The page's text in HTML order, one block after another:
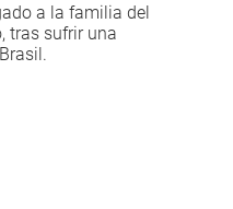
a la familia del
tras sufrir una